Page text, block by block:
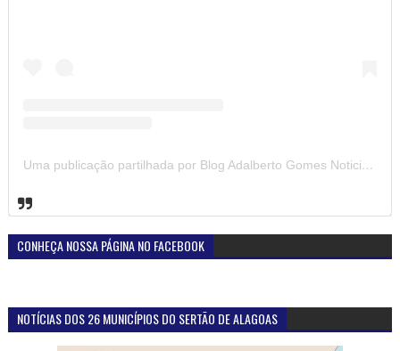
Uma publicação partilhada por Blog Adalberto Gomes Noticias (@blogadalbertogomesnoticiass)
CONHEÇA NOSSA PÁGINA NO FACEBOOK
NOTÍCIAS DOS 26 MUNICÍPIOS DO SERTÃO DE ALAGOAS